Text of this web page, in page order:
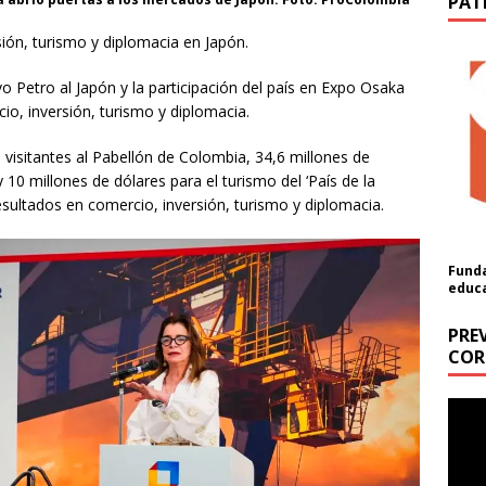
turismo y diplomacia en Japón.
Petro al Japón y la participación del país en Expo Osaka
inversión, turismo y diplomacia.
al Pabellón de Colombia, 34,6 millones de
millones de dólares para el turismo del ‘País de la
en comercio, inversión, turismo y diplomacia.
(USD):